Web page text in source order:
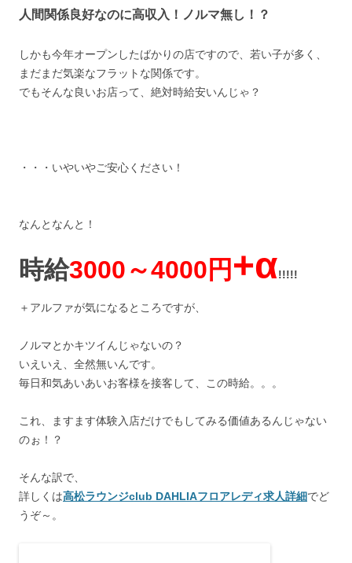
人間関係良好なのに高収入！ノルマ無し！？
しかも今年オープンしたばかりの店ですので、若い子が多く、
まだまだ気楽なフラットな関係です。
でもそんな良いお店って、絶対時給安いんじゃ？
・・・いやいやご安心ください！
なんとなんと！
時給3000～4000円 +α!!!!!
＋アルファが気になるところですが、
ノルマとかキツイんじゃないの？
いえいえ、全然無いんです。
毎日和気あいあいお客様を接客して、この時給。。。
これ、ますます体験入店だけでもしてみる価値あるんじゃない
のぉ！？
そんな訳で、
詳しくは高松ラウンジclub DAHLIAフロアレディ求人詳細でど
うぞ～。